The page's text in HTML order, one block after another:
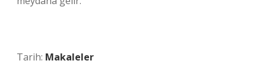
Tarih: Makaleler